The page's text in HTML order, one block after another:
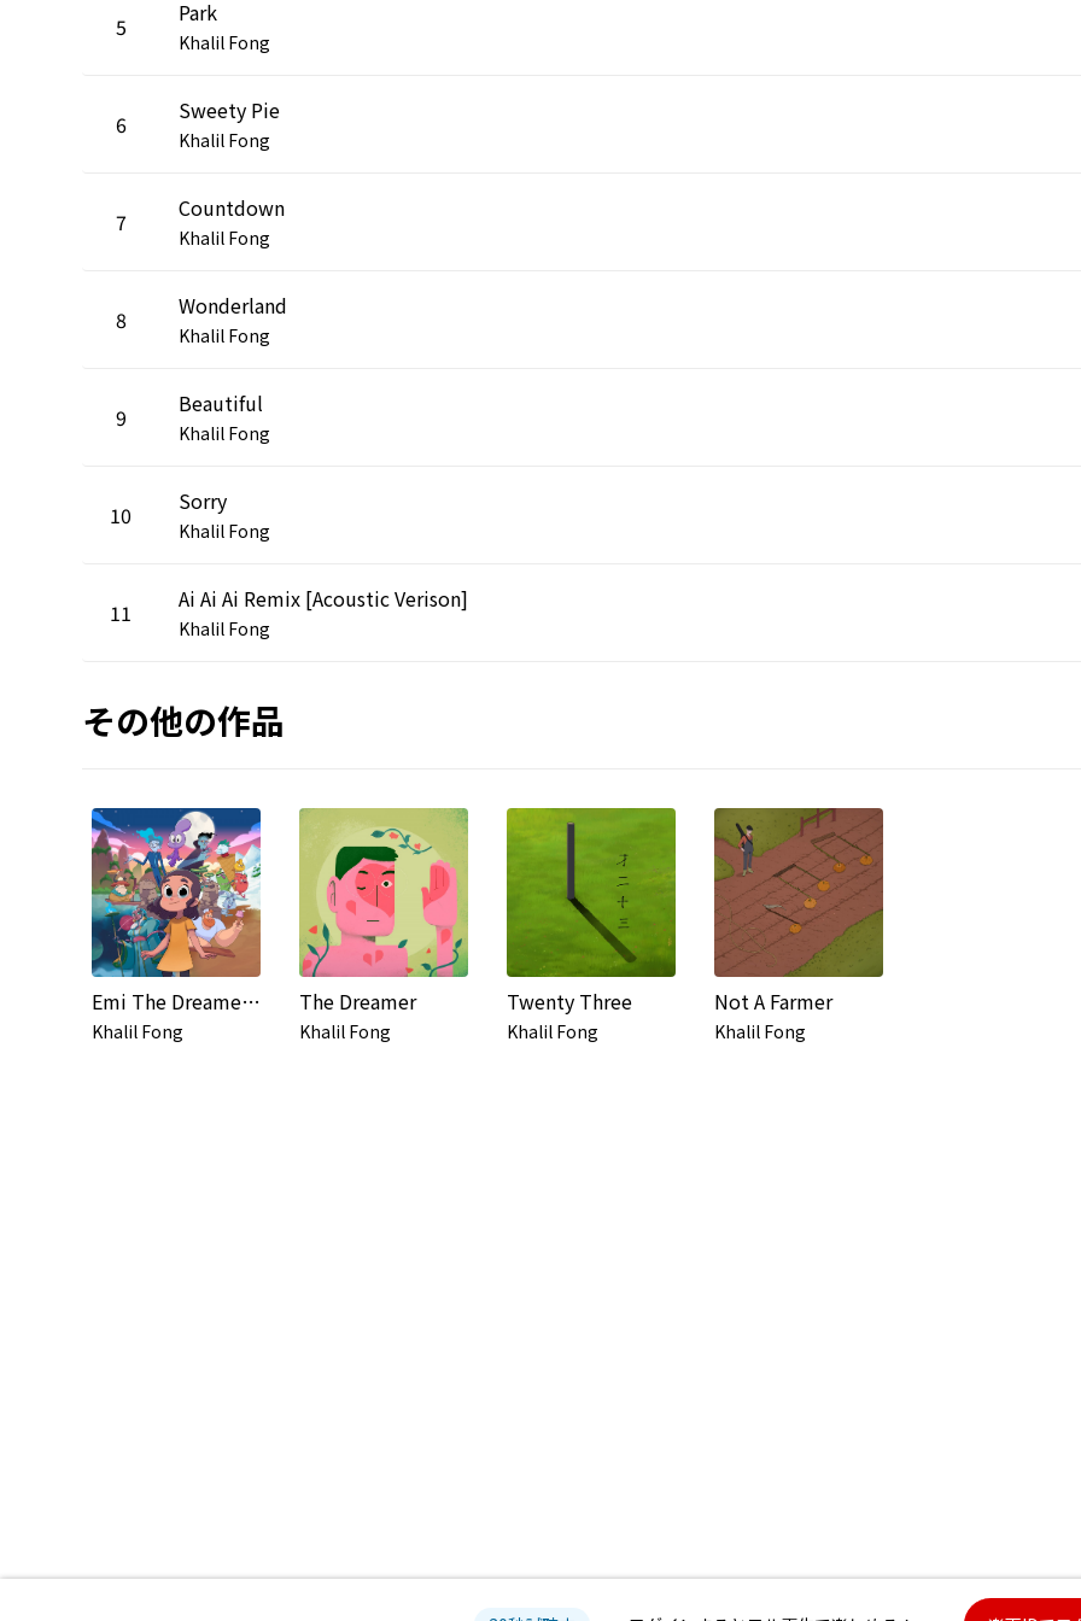
5 Park
Khalil Fong
6 Sweety Pie
Khalil Fong
7 Countdown
Khalil Fong
8 Wonderland
Khalil Fong
9 Beautiful
Khalil Fong
10 Sorry
Khalil Fong
11 Ai Ai Ai Remix [Acoustic Verison]
Khalil Fong
その他の作品
Emi The Dreamer Catcher Graphic Novels 1-6 Mini Album
Khalil Fong
The Dreamer
Khalil Fong
Twenty Three
Khalil Fong
Not A Farmer
Khalil Fong